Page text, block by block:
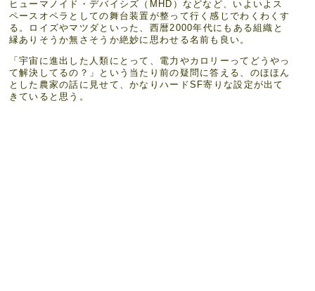
ヒューマノイド・デバイシズ（MHD）などなど、いよいよス
ペースオペラとしての舞台装置が整って行く感じでわくわくす
る。ロイズやマツダといった、西暦2000年代にもある組織と
縁ありそうか無さそうか絶妙に思わせる名前も良い。
「宇宙に進出した人類にとって、電力やカロリーってどうやっ
て解決してるの？」という当たり前の疑問に答える、のほほん
とした農家の話に見せて、かなりハードSF寄りな設定が出て
きていると思う。